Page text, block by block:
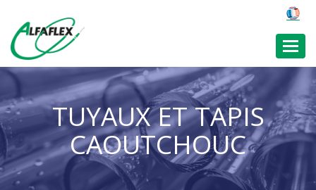
TUYAUX ET TAPIS
CAOUTCHOUC